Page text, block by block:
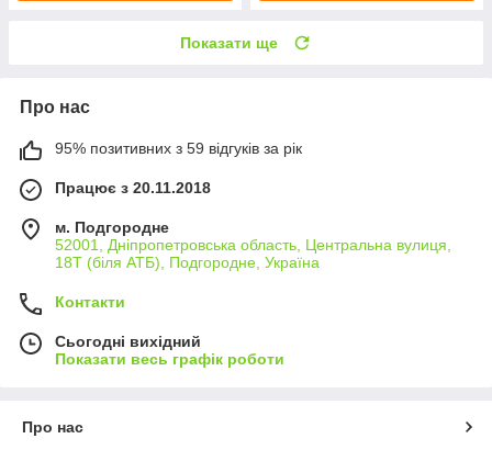
Показати ще
Про нас
95% позитивних з 59 відгуків за рік
Працює з 20.11.2018
м. Подгородне
52001, Дніпропетровська область, Центральна вулиця,
18Т (біля АТБ), Подгородне, Україна
Контакти
Сьогодні вихідний
Показати весь графік роботи
Про нас